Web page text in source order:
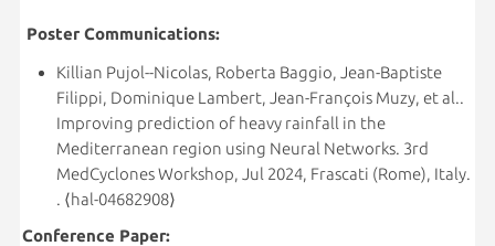
Poster Communications:
Killian Pujol--Nicolas, Roberta Baggio, Jean-Baptiste
Filippi, Dominique Lambert, Jean-François Muzy, et al..
Improving prediction of heavy rainfall in the
Mediterranean region using Neural Networks. 3rd
MedCyclones Workshop, Jul 2024, Frascati (Rome), Italy.
. ⟨hal-04682908⟩
Conference Paper: